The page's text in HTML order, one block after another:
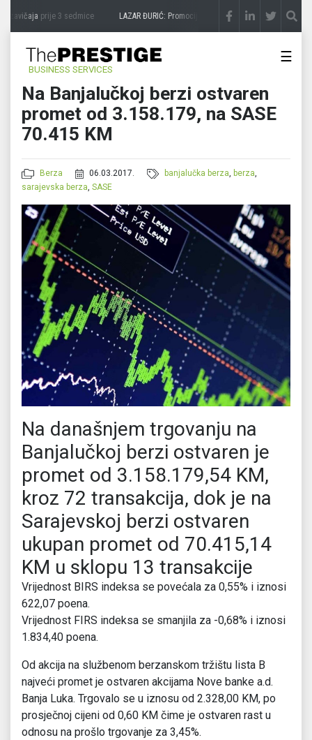
zavičajaprije 3 sedmice LAZAR ĐURIĆ: Promocija potencijal pretvara u destinaciju
BUSINESS SERVICES
☰
Na Banjalučkoj berzi ostvaren
promet od 3.158.179, na SASE
70.415 KM
Berza 06.03.2017. banjalučka berza, berza,
sarajevska berza, SASE
Na današnjem trgovanju na
Banjalučkoj berzi ostvaren je
promet od 3.158.179,54 KM,
kroz 72 transakcija, dok je na
Sarajevskoj berzi ostvaren
ukupan promet od 70.415,14
KM u sklopu 13 transakcije
Vrijednost BIRS indeksa se povećala za 0,55% i iznosi
622,07 poena.
Vrijednost FIRS indeksa se smanjila za -0,68% i iznosi
1.834,40 poena.
Od akcija na službenom berzanskom tržištu lista B
najveći promet je ostvaren akcijama Nove banke a.d.
Banja Luka. Trgovalo se u iznosu od 2.328,00 KM, po
prosječnoj cijeni od 0,60 KM čime je ostvaren rast u
odnosu na prošlo trgovanje za 3,45%.